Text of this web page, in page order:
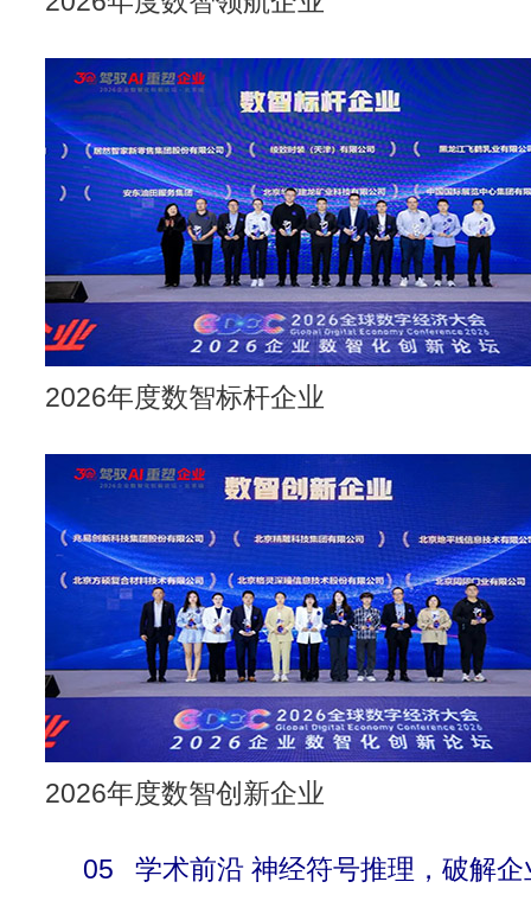
2026年度数智标杆企业
2026年度数智创新企业
05 学术前沿 神经符号推理，破解企